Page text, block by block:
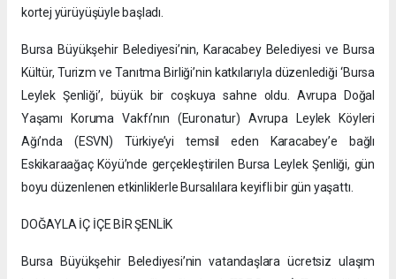
kortej yürüyüşüyle başladı.
Bursa Büyükşehir Belediyesi’nin, Karacabey Belediyesi ve Bursa
Kültür, Turizm ve Tanıtma Birliği’nin katkılarıyla düzenlediği ‘Bursa
Leylek Şenliği’, büyük bir coşkuya sahne oldu. Avrupa Doğal
Yaşamı Koruma Vakfı’nın (Euronatur) Avrupa Leylek Köyleri
Ağı’nda (ESVN) Türkiye’yi temsil eden Karacabey’e bağlı
Eskikaraağaç Köyü’nde gerçekleştirilen Bursa Leylek Şenliği, gün
boyu düzenlenen etkinliklerle Bursalılara keyifli bir gün yaşattı.
DOĞAYLA İÇ İÇE BİR ŞENLİK
Bursa Büyükşehir Belediyesi’nin vatandaşlara ücretsiz ulaşım